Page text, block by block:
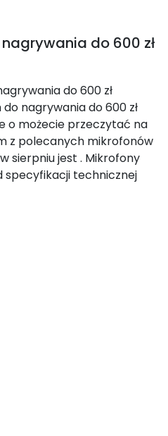
do 600 zł
do 600 zł
nagrywania do 600 zł
o możecie przeczytać na
z polecanych mikrofonów
sierpniu jest . Mikrofony
specyfikacji technicznej